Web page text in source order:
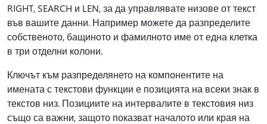
RIGHT, SEARCH и LEN, за да управлявате низове от текст
във вашите данни. Например можете да разпределите
собственото, бащиното и фамилното име от една клетка
в три отделни колони.
Ключът към разпределянето на компонентите на
имената с текстови функции е позицията на всеки знак в
текстов низ. Позициите на интервалите в текстовия низ
също са важни, защото показват началото или края на